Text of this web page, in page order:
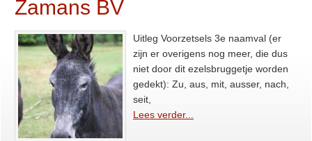
Zamans BV
Uitleg Voorzetsels 3e naamval (er
zijn er overigens nog meer, die dus
niet door dit ezelsbruggetje worden
gedekt): Zu, aus, mit, ausser, nach,
seit,
Lees verder...